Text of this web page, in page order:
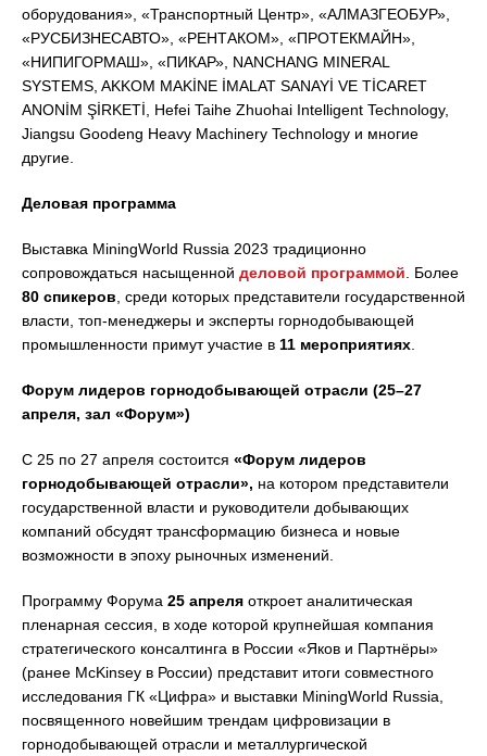
оборудования», «Транспортный Центр», «АЛМАЗГЕОБУР»,
«РУСБИЗНЕСАВТО», «РЕНТАКОМ», «ПРОТЕКМАЙН»,
«НИПИГОРМАШ», «ПИКАР», NANCHANG MINERAL
SYSTEMS, AKKOM MAKİNE İMALAT SANAYİ VE TİCARET
ANONİM ŞİRKETİ, Hefei Taihe Zhuohai Intelligent Technology,
Jiangsu Goodeng Heavy Machinery Technology и многие
другие.
Деловая программа
Выставка MiningWorld Russia 2023 традиционно
сопровождаться насыщенной деловой программой . Более
80 спикеров , среди которых представители государственной
власти, топ-менеджеры и эксперты горнодобывающей
промышленности примут участие в 11 мероприятиях
Форум лидеров горнодобывающей отрасли (25–27
апреля, зал «Форум»)
C 25 по 27 апреля состоится «Форум лидеров
горнодобывающей отрасли», на котором представители
государственной власти и руководители добывающих
компаний обсудят трансформацию бизнеса и новые
возможности в эпоху рыночных изменений.
Программу Форума 25 апреля откроет аналитическая
пленарная сессия, в ходе которой крупнейшая компания
стратегического консалтинга в России «Яков и Партнёры»
(ранее McKinsey в России) представит итоги совместного
исследования ГК «Цифра» и выставки MiningWorld Russia,
посвященного новейшим трендам цифровизации в
горнодобывающей отрасли и металлургической